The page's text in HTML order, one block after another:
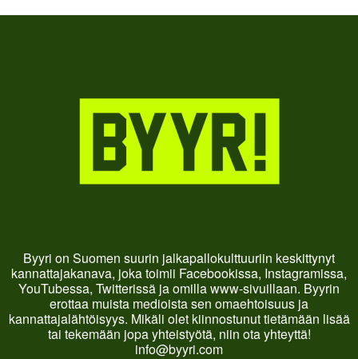
Byyri on Suomen suurin jalkapallokulttuuriin keskittynyt
kannattajakanava, joka toimii Facebookissa, Instagramissa,
YouTubessa, Twitterissä ja omilla www-sivuillaan. Byyrin
erottaa muista medioista sen omaehtoisuus ja
kannattajalähtöisyys. Mikäli olet kiinnostunut tietämään lisää
tai tekemään jopa yhteistyötä, niin ota yhteyttä!
info@byyri.com